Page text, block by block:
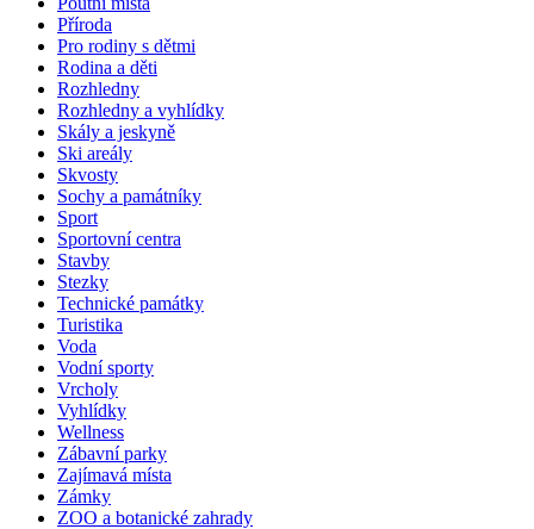
Příroda
Pro rodiny s dětmi
Rodina a děti
Rozhledny
Rozhledny a vyhlídky
Skály a jeskyně
Ski areály
Skvosty
Sochy a památníky
Sport
Sportovní centra
Stavby
Stezky
Technické památky
Turistika
Voda
Vodní sporty
Vrcholy
Vyhlídky
Wellness
Zábavní parky
Zajímavá místa
Zámky
ZOO a botanické zahrady